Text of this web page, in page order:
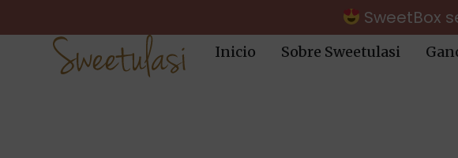
SweetBox
Inicio Sobre Sweetulasi